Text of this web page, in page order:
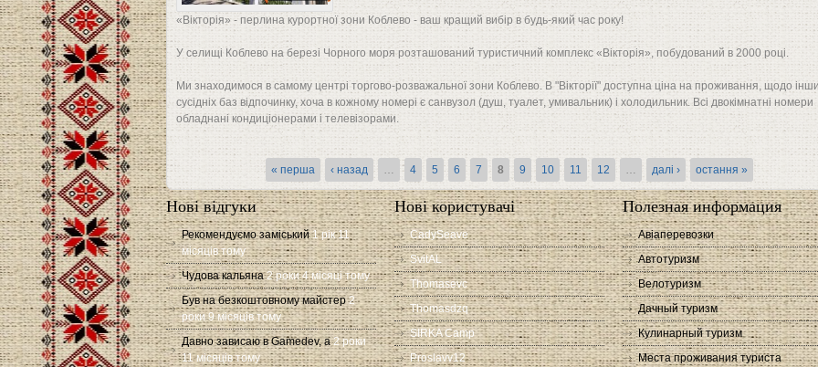
«Вікторія» - перлина курортної зони Коблево - ваш кращий вибір в будь-який час року!
У селищі Коблево на березі Чорного моря розташований туристичний комплекс «Вікторія», побудований в 2000 році.
Ми знаходимося в самому центрі торгово-розважальної зони Коблево. В "Вікторії" доступна ціна на проживання, щодо
сусідніх баз відпочинку, хоча в кожному номері є санвузол (душ, туалет, умивальник) і холодильник. Всі двокімнатні номери
обладнані кондиціонерами і телевізорами.
Сторінки « перша ‹ назад … 4 5 6 7 8 9 10 11 12 … далі › остання »
Нові відгуки
Рекомендуємо заміський 1 рік 11
місяців тому
Чудова кальяна 2 роки 4 місяці тому
Був на безкоштовному майстер 2
роки 9 місяців тому
Давно зависаю в Gamedev, а 2 роки
11 місяців тому
Нові користувачі
CadySeave
SvitAL
Thomasevc
Thomasdzq
SIRKA Camp
Proslavv12
Полезная информация
Авіаперевозки
Автотуризм
Велотуризм
Дачный туризм
Кулинарный туризм
Места проживания туриста